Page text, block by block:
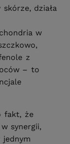
działa
w
z
– to
fakt, że
synergii,
jednym